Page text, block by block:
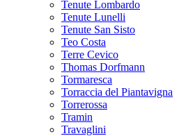
Tenute Lombardo
Tenute Lunelli
Tenute San Sisto
Teo Costa
Terre Cevico
Thomas Dorfmann
Tormaresca
Torraccia del Piantavigna
Torrerossa
Tramin
Travaglini